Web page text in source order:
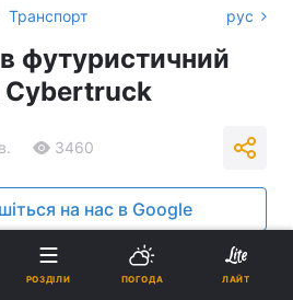
Транспорт рус
футуристичний
Cybertruck
3460
на нас в Google
РОЗДІЛИ ПОГОДА ЛАЙТ